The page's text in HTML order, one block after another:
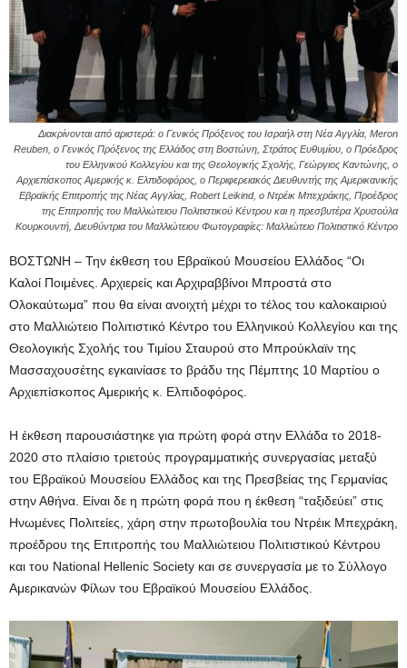
Διακρίνονται από αριστερά: ο Γενικός Πρόξενος του Ισραήλ στη Νέα Αγγλία, Meron
Reuben, ο Γενικός Πρόξενος της Ελλάδος στη Βοστώνη, Στράτος Ευθυμίου, ο Πρόεδρος
του Ελληνικού Κολλεγίου και της Θεολογικής Σχολής, Γεώργιος Καντώνης, ο
Αρχιεπίσκοπος Αμερικής κ. Ελπιδοφόρος, ο Περιφερειακός Διευθυντής της Αμερικανικής
Εβραϊκής Επιτροπής της Νέας Αγγλίας, Robert Leikind, ο Ντρέικ Μπεχράκης, Προέδρος
της Επιτροπής του Μαλλιώτειου Πολιτιστικού Κέντρου και η πρεσβυτέρα Χρυσούλα
Κουρκουντή, Διευθύντρια του Μαλλιώτειου Φωτογραφίες: Μαλλιώτειο Πολιτιστικό Κέντρο
ΒΟΣΤΩΝΗ – Την έκθεση του Εβραϊκού Μουσείου Ελλάδος “Οι
Καλοί Ποιμένες. Αρχιερείς και Αρχιραββίνοι Μπροστά στο
Ολοκαύτωμα” που θα είναι ανοιχτή μέχρι το τέλος του καλοκαιριού
στο Μαλλιώτειο Πολιτιστικό Κέντρο του Ελληνικού Κολλεγίου και της
Θεολογικής Σχολής του Τιμίου Σταυρού στο Μπρούκλαϊν της
Μασσαχουσέτης εγκαινίασε το βράδυ της Πέμπτης 10 Μαρτίου ο
Αρχιεπίσκοπος Αμερικής κ. Ελπιδοφόρος.
Η έκθεση παρουσιάστηκε για πρώτη φορά στην Ελλάδα το 2018-
2020 στο πλαίσιο τριετούς προγραμματικής συνεργασίας μεταξύ
του Εβραϊκού Μουσείου Ελλάδος και της Πρεσβείας της Γερμανίας
στην Αθήνα. Είναι δε η πρώτη φορά που η έκθεση “ταξιδεύει” στις
Ηνωμένες Πολιτείες, χάρη στην πρωτοβουλία του Ντρέικ Μπεχράκη,
προέδρου της Επιτροπής του Μαλλιώτειου Πολιτιστικού Κέντρου
και του National Hellenic Society και σε συνεργασία με το Σύλλογο
Αμερικανών Φίλων του Εβραϊκού Μουσείου Ελλάδος.